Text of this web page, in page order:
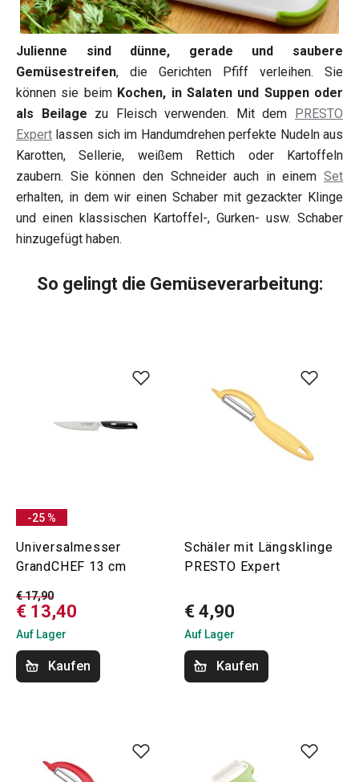
Julienne sind dünne, gerade und saubere
Gemüsestreifen, die Gerichten Pfiff verleihen. Sie
können sie beim Kochen, in Salaten und Suppen oder
als Beilage zu Fleisch verwenden. Mit dem PRESTO
Expert lassen sich im Handumdrehen perfekte Nudeln aus
Karotten, Sellerie, weißem Rettich oder Kartoffeln
zaubern. Sie können den Schneider auch in einem Set
erhalten, in dem wir einen Schaber mit gezackter Klinge
und einen klassischen Kartoffel-, Gurken- usw. Schaber
hinzugefügt haben.
So gelingt die Gemüseverarbeitung:
-25 %
Universalmesser
GrandCHEF 13 cm
€ 17,90
€ 13,40
Auf Lager
Kaufen
Schäler mit Längsklinge
PRESTO Expert
€ 4,90
Auf Lager
Kaufen